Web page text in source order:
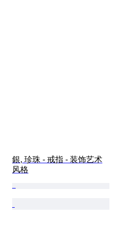
銀, 珍珠 - 戒指 - 装饰艺术
风格